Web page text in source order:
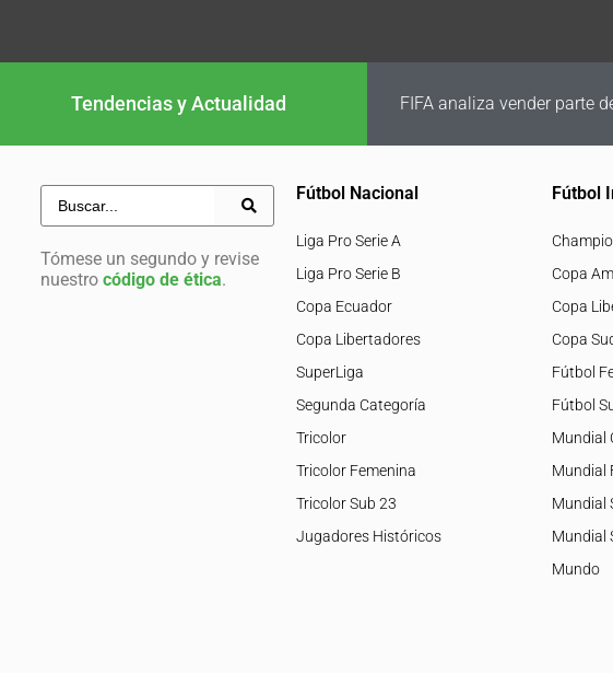
Tendencias y Actualidad FIFA analiza vender parte
Tómese un segundo y revise
nuestro código de ética.
Fútbol Nacional
Liga Pro Serie A
Liga Pro Serie B
Copa Ecuador
Copa Libertadores
SuperLiga
Segunda Categoría
Tricolor
Tricolor Femenina
Tricolor Sub 23
Jugadores Históricos
Fútbol
Copa
Copa
Copa
Fútbol
Fútbol
Mundial
Mundial
Mundial
Mundial
Mundo